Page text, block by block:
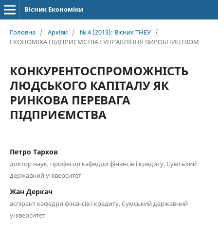
Вісник Економіки
Головна / Архіви / № 4 (2013): Вісник ТНЕУ /
ЕКОНОМІКА ПІДПРИЄМСТВА І УПРАВЛІННЯ ВИРОБНИЦТВОМ
КОНКУРЕНТОСПРОМОЖНІСТЬ
ЛЮДСЬКОГО КАПІТАЛУ ЯК
РИНКОВА ПЕРЕВАГА
ПІДПРИЄМСТВА
Петро Тархов
доктор наук, професор кафедри фінансів і кредиту, Сумський
державний університет
Жан Деркач
аспірант кафедри фінансів і кредиту, Сумський державний
університет